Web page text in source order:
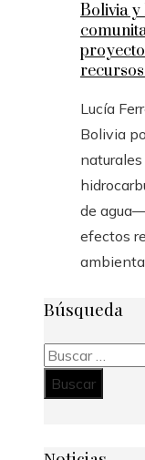
Bolivia y
Lucía
Bolivia
de
efectos
Búsqueda
Buscar: